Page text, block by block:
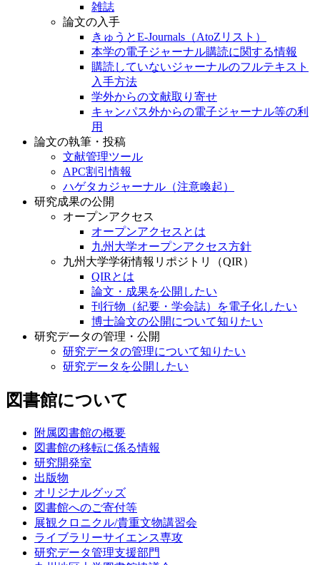
雑誌
論文の入手
きゅうとE-Journals（AtoZリスト）
本学の電子ジャーナル購読に関する情報
購読していないジャーナルのフルテキスト
入手方法
学外からの文献取り寄せ
キャンパス外からの電子ジャーナル等の利
用
論文の執筆・投稿
文献管理ツール
APC割引情報
ハゲタカジャーナル（注意喚起）
研究成果の公開
オープンアクセス
オープンアクセスとは
九州大学オープンアクセス方針
九州大学学術情報リポジトリ（QIR）
QIRとは
論文・成果を公開したい
刊行物（紀要・学会誌）を電子化したい
博士論文の公開について知りたい
研究データの管理・公開
研究データの管理について知りたい
研究データを公開したい
図書館について
附属図書館の概要
図書館の移転に係る情報
研究開発室
出版物
オリジナルグッズ
図書館へのご寄付等
展観クロニクル/貴重文物講習会
ライブラリーサイエンス専攻
研究データ管理支援部門